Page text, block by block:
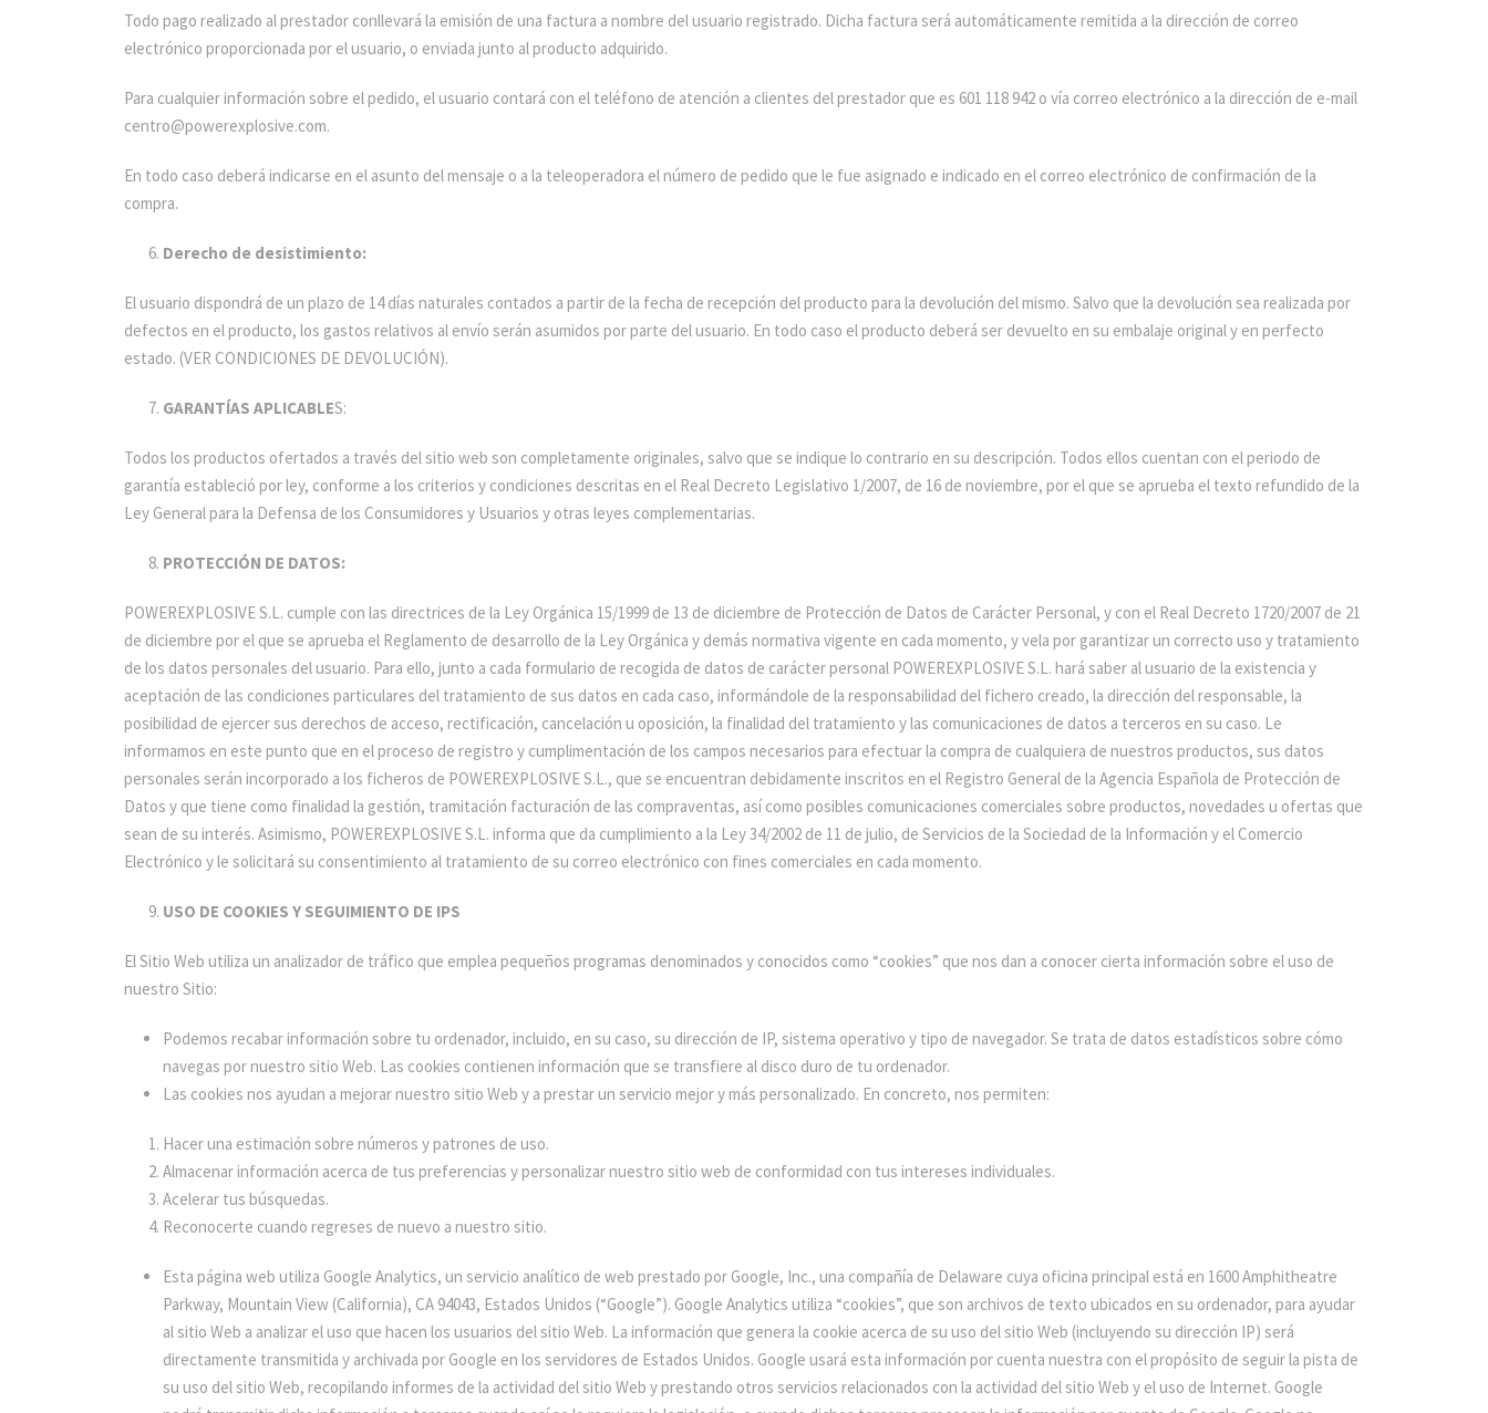
Todo pago realizado al prestador conllevará la emisión de una factura a nombre del usuario registrado. Dicha factura será automáticamente remitida a la dirección de correo
electrónico proporcionada por el usuario, o enviada junto al producto adquirido.
Para cualquier información sobre el pedido, el usuario contará con el teléfono de atención a clientes del prestador que es 601 118 942 o vía correo electrónico a la dirección de e-mail
centro@powerexplosive.com.
En todo caso deberá indicarse en el asunto del mensaje o a la teleoperadora el número de pedido que le fue asignado e indicado en el correo electrónico de confirmación de la
compra.
Derecho de desistimiento:
El usuario dispondrá de un plazo de 14 días naturales contados a partir de la fecha de recepción del producto para la devolución del mismo. Salvo que la devolución sea realizada por
defectos en el producto, los gastos relativos al envío serán asumidos por parte del usuario. En todo caso el producto deberá ser devuelto en su embalaje original y en perfecto
estado. (VER CONDICIONES DE DEVOLUCIÓN).
GARANTÍAS APLICABLES:
Todos los productos ofertados a través del sitio web son completamente originales, salvo que se indique lo contrario en su descripción. Todos ellos cuentan con el periodo de
garantía estableció por ley, conforme a los criterios y condiciones descritas en el Real Decreto Legislativo 1/2007, de 16 de noviembre, por el que se aprueba el texto refundido de la
Ley General para la Defensa de los Consumidores y Usuarios y otras leyes complementarias.
PROTECCIÓN DE DATOS:
POWEREXPLOSIVE S.L. cumple con las directrices de la Ley Orgánica 15/1999 de 13 de diciembre de Protección de Datos de Carácter Personal, y con el Real Decreto 1720/2007 de 21
de diciembre por el que se aprueba el Reglamento de desarrollo de la Ley Orgánica y demás normativa vigente en cada momento, y vela por garantizar un correcto uso y tratamiento
de los datos personales del usuario. Para ello, junto a cada formulario de recogida de datos de carácter personal POWEREXPLOSIVE S.L. hará saber al usuario de la existencia y
aceptación de las condiciones particulares del tratamiento de sus datos en cada caso, informándole de la responsabilidad del fichero creado, la dirección del responsable, la
posibilidad de ejercer sus derechos de acceso, rectificación, cancelación u oposición, la finalidad del tratamiento y las comunicaciones de datos a terceros en su caso. Le
informamos en este punto que en el proceso de registro y cumplimentación de los campos necesarios para efectuar la compra de cualquiera de nuestros productos, sus datos
personales serán incorporado a los ficheros de POWEREXPLOSIVE S.L., que se encuentran debidamente inscritos en el Registro General de la Agencia Española de Protección de
Datos y que tiene como finalidad la gestión, tramitación facturación de las compraventas, así como posibles comunicaciones comerciales sobre productos, novedades u ofertas que
sean de su interés. Asimismo, POWEREXPLOSIVE S.L. informa que da cumplimiento a la Ley 34/2002 de 11 de julio, de Servicios de la Sociedad de la Información y el Comercio
Electrónico y le solicitará su consentimiento al tratamiento de su correo electrónico con fines comerciales en cada momento.
USO DE COOKIES Y SEGUIMIENTO DE IPS
El Sitio Web utiliza un analizador de tráfico que emplea pequeños programas denominados y conocidos como “cookies” que nos dan a conocer cierta información sobre el uso de
nuestro Sitio:
Podemos recabar información sobre tu ordenador, incluido, en su caso, su dirección de IP, sistema operativo y tipo de navegador. Se trata de datos estadísticos sobre cómo
navegas por nuestro sitio Web. Las cookies contienen información que se transfiere al disco duro de tu ordenador.
Las cookies nos ayudan a mejorar nuestro sitio Web y a prestar un servicio mejor y más personalizado. En concreto, nos permiten:
Hacer una estimación sobre números y patrones de uso.
Almacenar información acerca de tus preferencias y personalizar nuestro sitio web de conformidad con tus intereses individuales.
Acelerar tus búsquedas.
Reconocerte cuando regreses de nuevo a nuestro sitio.
Esta página web utiliza Google Analytics, un servicio analítico de web prestado por Google, Inc., una compañía de Delaware cuya oficina principal está en 1600 Amphitheatre
Parkway, Mountain View (California), CA 94043, Estados Unidos (“Google”). Google Analytics utiliza “cookies”, que son archivos de texto ubicados en su ordenador, para ayudar
al sitio Web a analizar el uso que hacen los usuarios del sitio Web. La información que genera la cookie acerca de su uso del sitio Web (incluyendo su dirección IP) será
directamente transmitida y archivada por Google en los servidores de Estados Unidos. Google usará esta información por cuenta nuestra con el propósito de seguir la pista de
su uso del sitio Web, recopilando informes de la actividad del sitio Web y prestando otros servicios relacionados con la actividad del sitio Web y el uso de Internet. Google